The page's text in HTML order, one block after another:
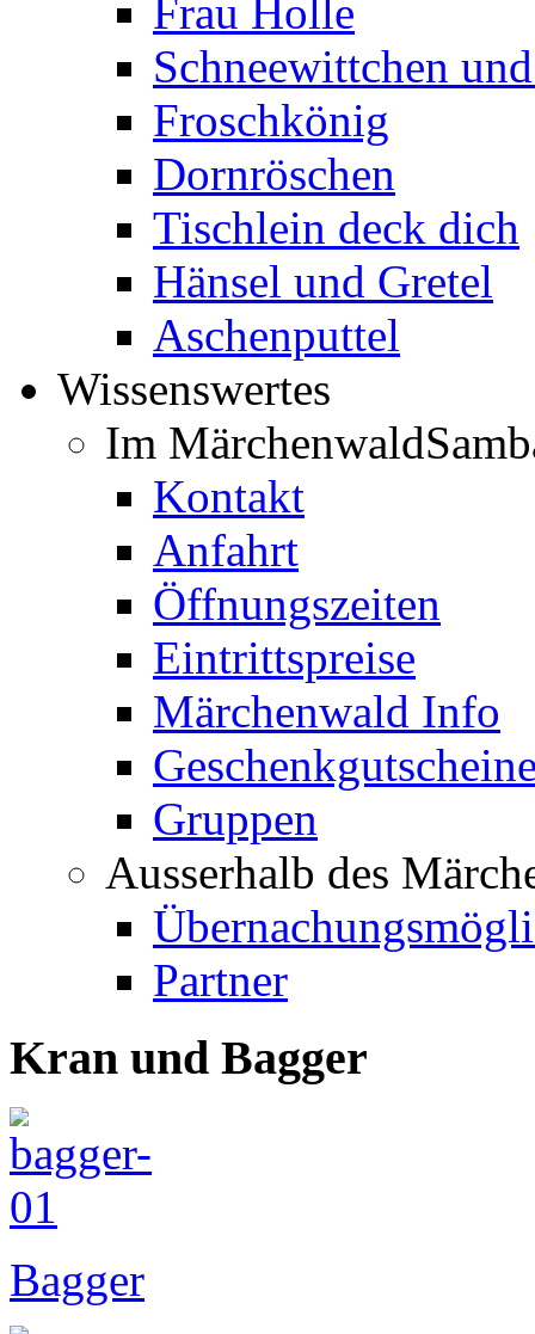
Frau Holle
Schneewittchen
Froschkönig
Dornröschen
Tischlein deck dich
Hänsel und Gretel
Aschenputtel
Wissenswertes
Im Märchenwald
Kontakt
Anfahrt
Öffnungszeiten
Eintrittspreise
Märchenwald Info
Gruppen
Ausserhalb des
Partner
Kran und Bagger
Bagger